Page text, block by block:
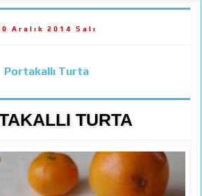
Aralık 2014 Salı
Portakallı Turta
TURTA